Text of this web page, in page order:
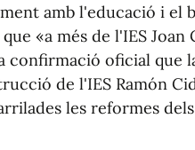
amb l'educació i el
«a més de l'IES Joan
confirmació oficial que
de l'IES Ramón
les reformes